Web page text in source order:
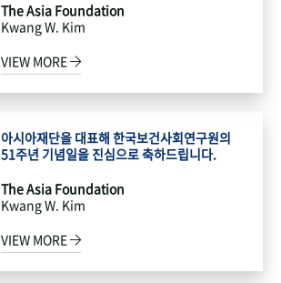
The Asia Foundation
Kwang W. Kim
VIEW MORE
아시아재단을 대표해 한국보건사회연구원의
51주년 기념일을 진심으로 축하드립니다.
The Asia Foundation
Kwang W. Kim
VIEW MORE